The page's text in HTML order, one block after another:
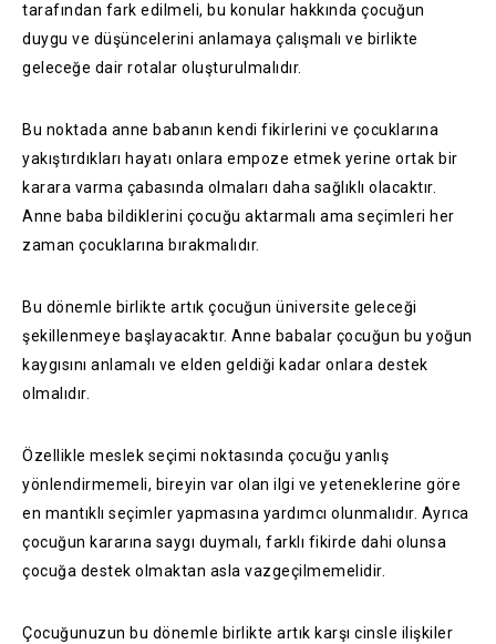
tarafından fark edilmeli, bu konular hakkında çocuğun
duygu ve düşüncelerini anlamaya çalışmalı ve birlikte
geleceğe dair rotalar oluşturulmalıdır.
Bu noktada anne babanın kendi fikirlerini ve çocuklarına
yakıştırdıkları hayatı onlara empoze etmek yerine ortak bir
karara varma çabasında olmaları daha sağlıklı olacaktır.
Anne baba bildiklerini çocuğu aktarmalı ama seçimleri her
zaman çocuklarına bırakmalıdır.
Bu dönemle birlikte artık çocuğun üniversite geleceği
şekillenmeye başlayacaktır. Anne babalar çocuğun bu yoğun
kaygısını anlamalı ve elden geldiği kadar onlara destek
olmalıdır.
Özellikle meslek seçimi noktasında çocuğu yanlış
yönlendirmemeli, bireyin var olan ilgi ve yeteneklerine göre
en mantıklı seçimler yapmasına yardımcı olunmalıdır. Ayrıca
çocuğun kararına saygı duymalı, farklı fikirde dahi olunsa
çocuğa destek olmaktan asla vazgeçilmemelidir.
Çocuğunuzun bu dönemle birlikte artık karşı cinsle ilişkiler